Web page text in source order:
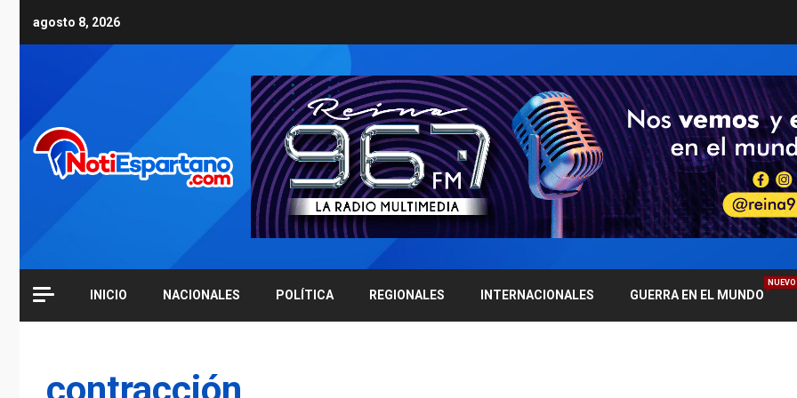
agosto 8, 2026
INICIO NACIONALES POLÍTICA REGIONALES INTERNACIONALES GUERRA EN EL MUNDO
NUEVO